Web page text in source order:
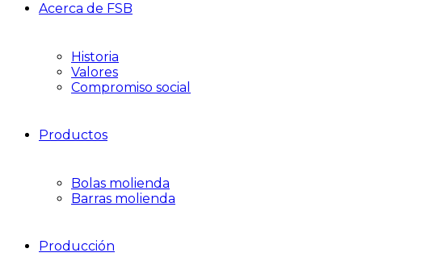
Acerca de FSB
Historia
Valores
Compromiso social
Productos
Bolas molienda
Barras molienda
Producción